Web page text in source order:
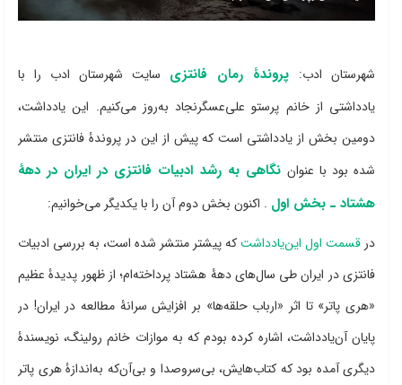
شهرستان ادب: پروندۀ رمان فانتزی سایت شهرستان ادب را با
یادداشتی از خانم پرستو علی‌عسگرنجاد به‌روز می‌کنیم. این یادداشت،
دومین بخش از یادداشتی است که پیش از این در پروندۀ فانتزی منتشر
شده بود با عنوان نگاهی به رشد ادبیات فانتزی در ایران در دهۀ
هشتاد‌‌ ـ‌ بخش اول . اکنون بخش دوم آن را با یکدیگر می‌خوانیم:
در قسمت اول این‌یادداشتکه پیشتر منتشر شده است، به بررسی ادبیات
فانتزی در ایران طی سال‌های دهۀ هشتاد پرداخته‌ام؛ از ظهور پدیدۀ عظیم
«هری پاتر» تا اثر «ارباب حلقه‌ها» بر افزایش سرانۀ مطالعه در ایران! در
پایان آن‌یادداشت، اشاره کرده بودم که به موازات خانم رولینگ، نویسندۀ
دیگری آمده بود که کتاب‌هایش، بی‌سروصدا و بی‌آن‌که به‌اندازۀ هری‌ پاتر